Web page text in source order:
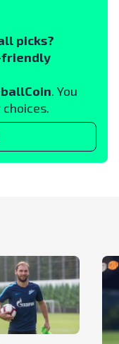
picks?
friendly
. You